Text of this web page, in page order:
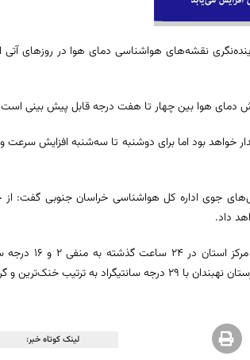
نقشه‌های هواشناسی دمای هوا در روزهای آتی
دمای هوا بین چهار تا هفت درجه قابل پیش بینی
خواهد بود اما برای دوشنبه تا سه‌شنبه افزایش
جوی اداره کل هواشناسی خراسان جنوبی گفت: از
داد.
وی بیان کرد:
لینک کوتاه خبر: